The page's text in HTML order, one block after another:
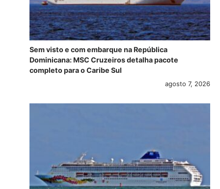
Sem visto e com embarque na República
Dominicana: MSC Cruzeiros detalha pacote
completo para o Caribe Sul
agosto 7, 2026